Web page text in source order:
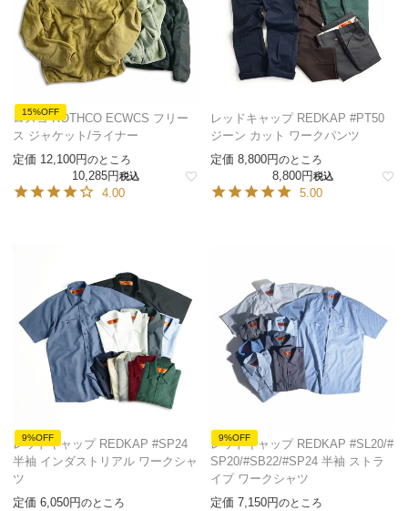
15%OFF
ロスコ ROTHCO ECWCS フリー
ス ジャケット/ライナー
定価 12,100 のところ
10,285 税込
4.00
レッドキャップ REDKAP #PT50
ジーン カット ワークパンツ
定価 8,800 のところ
8,800 税込
5.00
9%OFF
レッドキャップ REDKAP #SP24
半袖 インダストリアル ワークシャ
ツ
定価 6,050 のところ
9%OFF
レッドキャップ REDKAP #SL20/#
SP20/#SB22/#SP24 半袖 ストラ
イプ ワークシャツ
定価 7,150 のところ